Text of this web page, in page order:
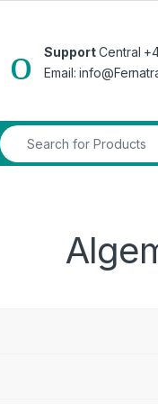
SupportCentral
Email:
Search for: